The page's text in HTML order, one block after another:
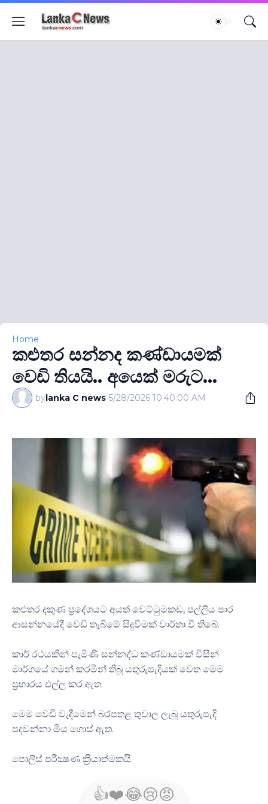
Home
කළුතර සන්නද කණ්ඩායමක්
වෙඩි තියයි.. අයෙක් මරුට...
bylanka C news-5/28/2026 10:40:00 AM
කළුතර දකුණ ප්‍රදේශයට අයත් වෙට්ටුමකඩ, පල්ලිය පාර
ආසන්නයේදී වෙඩි තැබීමේ සිදුවීමක් වාර්තා වී තිබේ.
කාර් රථයකින් පැමිණි සන්නද්ධ කණ්ඩායමක් විසින්
මාර්ගයේ ගමන් කරමින් තිබූ යතුරුපැදියක් වෙත මෙම
ප්‍රහාරය එල්ල කර ඇත.
මෙම වෙඩි වැදීමෙන් බරපතළ තුවාල ලැබූ යතුරුපැදි
පදවන්නා මිය ගොස් ඇත.
පොලිස් පරීක්‍ෂණ ක‍්‍රියාත්මකයි.
👍❤️😂😢😡